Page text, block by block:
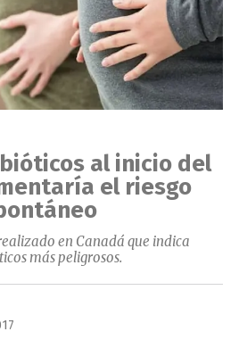
al inicio del
el riesgo
en Canadá que indica
más peligrosos.